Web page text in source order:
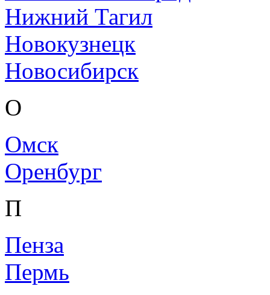
Нижний Тагил
Новокузнецк
Новосибирск
О
Омск
Оренбург
П
Пенза
Пермь